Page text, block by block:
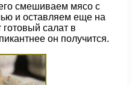
смешиваем мясо с
и оставляем еще на
салат в
он получится.